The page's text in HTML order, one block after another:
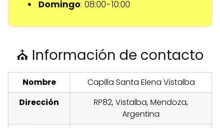
Domingo: 08:00-10:00
⛪ Información de contacto
Nombre
Capilla Santa Elena Vistalba
Dirección
RP82, Vistalba, Mendoza,
Argentina